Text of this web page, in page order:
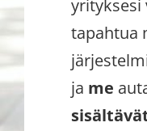
yrityksesi
tapahtua
ja me